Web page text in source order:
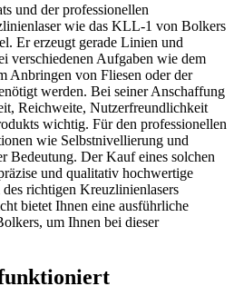
und der professionellen
wie das KLL-1 von Bolkers
Er erzeugt gerade Linien und
verschiedenen Aufgaben wie dem
Anbringen von Fliesen oder der
werden. Bei seiner Anschaffung
Reichweite, Nutzerfreundlichkeit
wichtig. Für den professionellen
wie Selbstnivellierung und
Bedeutung. Der Kauf eines solchen
und qualitativ hochwertige
richtigen Kreuzlinienlasers
bietet Ihnen eine ausführliche
um Ihnen bei dieser